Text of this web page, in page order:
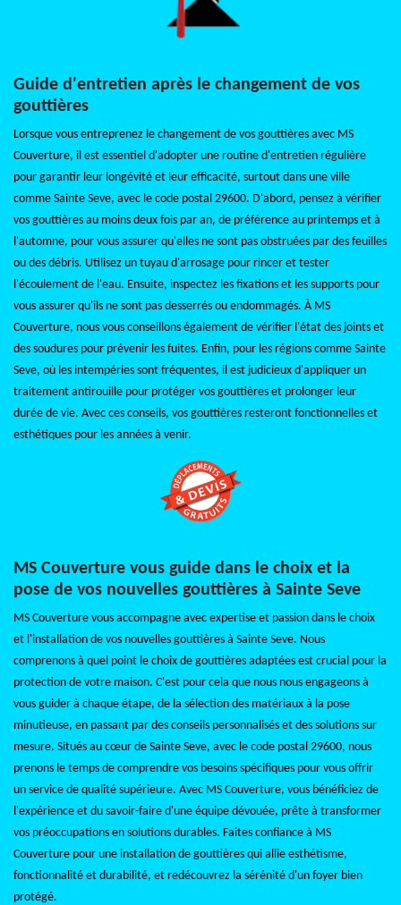
Guide d'entretien après le changement de vos
gouttières
Lorsque vous entreprenez le changement de vos gouttières avec MS
Couverture, il est essentiel d'adopter une routine d'entretien régulière
pour garantir leur longévité et leur efficacité, surtout dans une ville
comme Sainte Seve, avec le code postal 29600. D'abord, pensez à vérifier
vos gouttières au moins deux fois par an, de préférence au printemps et à
l'automne, pour vous assurer qu'elles ne sont pas obstruées par des feuilles
ou des débris. Utilisez un tuyau d'arrosage pour rincer et tester
l'écoulement de l'eau. Ensuite, inspectez les fixations et les supports pour
vous assurer qu'ils ne sont pas desserrés ou endommagés. À MS
Couverture, nous vous conseillons également de vérifier l'état des joints et
des soudures pour prévenir les fuites. Enfin, pour les régions comme Sainte
Seve, où les intempéries sont fréquentes, il est judicieux d'appliquer un
traitement antirouille pour protéger vos gouttières et prolonger leur
durée de vie. Avec ces conseils, vos gouttières resteront fonctionnelles et
esthétiques pour les années à venir.
MS Couverture vous guide dans le choix et la
pose de vos nouvelles gouttières à Sainte Seve
MS Couverture vous accompagne avec expertise et passion dans le choix
et l'installation de vos nouvelles gouttières à Sainte Seve. Nous
comprenons à quel point le choix de gouttières adaptées est crucial pour la
protection de votre maison. C'est pour cela que nous nous engageons à
vous guider à chaque étape, de la sélection des matériaux à la pose
minutieuse, en passant par des conseils personnalisés et des solutions sur
mesure. Situés au cœur de Sainte Seve, avec le code postal 29600, nous
prenons le temps de comprendre vos besoins spécifiques pour vous offrir
un service de qualité supérieure. Avec MS Couverture, vous bénéficiez de
l'expérience et du savoir-faire d'une équipe dévouée, prête à transformer
vos préoccupations en solutions durables. Faites confiance à MS
Couverture pour une installation de gouttières qui allie esthétisme,
fonctionnalité et durabilité, et redécouvrez la sérénité d'un foyer bien
protégé.